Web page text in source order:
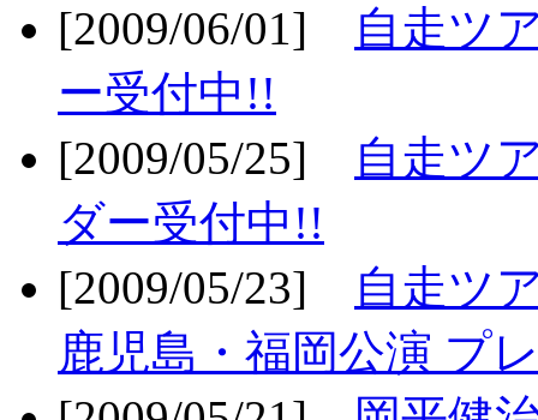
[2009/06/01]
自走ツ
ー受付中!!
[2009/05/25]
自走ツ
ダー受付中!!
[2009/05/23]
自走ツ
鹿児島・福岡公演 プ